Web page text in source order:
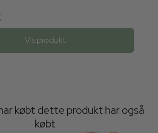
Vis produkt
købt dette produkt har også
købt